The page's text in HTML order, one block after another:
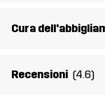
Realizzato per
Cura
Recensioni (4.6)